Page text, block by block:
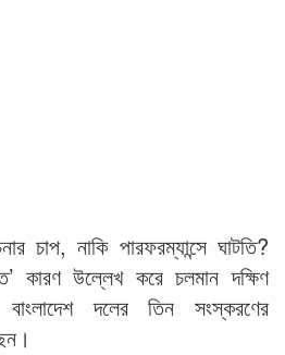
চাপ, নাকি পারফরম্যান্সে ঘাটতি?
কারণ উল্লেখ করে চলমান দক্ষিণ
দলের তিন সংস্করণের